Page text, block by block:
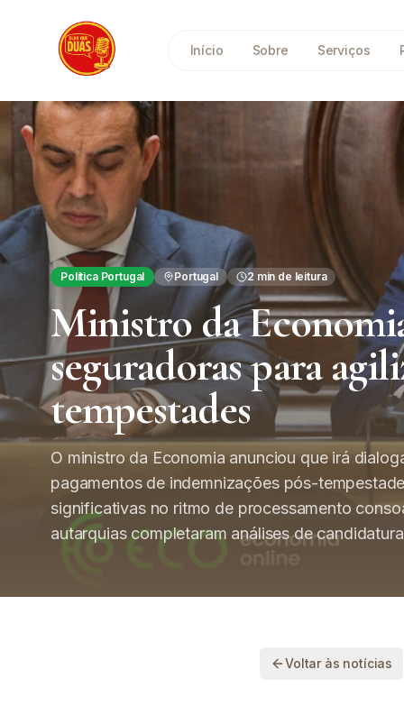
Início Sobre Serviços
Política Portugal Portugal 2 min de leitura
Ministro da
seguradoras para
tempestades
O ministro da Economia anunciou que irá
pagamentos de indemnizações pós-
significativas no ritmo de processamento
autarquias completaram análises de
Voltar às notícias